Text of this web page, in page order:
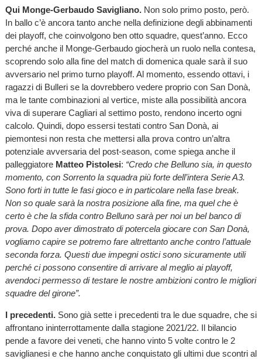
Qui Monge-Gerbaudo Savigliano.Non solo primo posto, però.
In ballo c’è ancora tanto anche nella definizione degli abbinamenti
dei playoff, che coinvolgono ben otto squadre, quest’anno. Ecco
perché anche il Monge-Gerbaudo giocherà un ruolo nella contesa,
scoprendo solo alla fine del match di domenica quale sarà il suo
avversario nel primo turno playoff. Al momento, essendo ottavi, i
ragazzi di Bulleri se la dovrebbero vedere proprio con San Donà,
ma le tante combinazioni al vertice, miste alla possibilità ancora
viva di superare Cagliari al settimo posto, rendono incerto ogni
calcolo. Quindi, dopo essersi testati contro San Donà, ai
piemontesi non resta che mettersi alla prova contro un’altra
potenziale avversaria del post-season, come spiega anche il
palleggiatore Matteo Pistolesi: “Credo che Belluno sia, in questo
momento, con Sorrento la squadra più forte dell’intera Serie A3.
Sono forti in tutte le fasi gioco e in particolare nella fase break.
Non so quale sarà la nostra posizione alla fine, ma quel che è
certo è che la sfida contro Belluno sarà per noi un bel banco di
prova. Dopo aver dimostrato di potercela giocare con San Donà,
vogliamo capire se potremo fare altrettanto anche contro l’attuale
seconda forza. Questi due impegni ostici sono sicuramente utili
perché ci possono consentire di arrivare al meglio ai playoff,
avendoci permesso di testare le nostre ambizioni contro le migliori
squadre del girone”.
I precedenti.Sono già sette i precedenti tra le due squadre, che si
affrontano ininterrottamente dalla stagione 2021/22. Il bilancio
pende a favore dei veneti, che hanno vinto 5 volte contro le 2
saviglianesi e che hanno anche conquistato gli ultimi due scontri al